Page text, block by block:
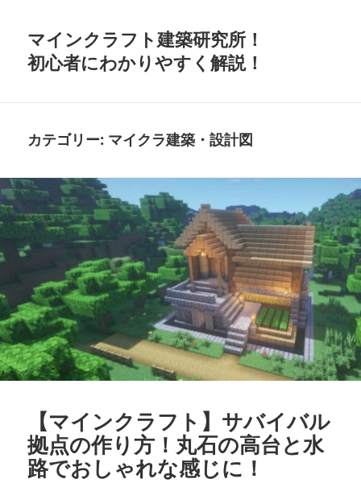
マインクラフト建築研究所！
初心者にわかりやすく解説！
カテゴリー: マイクラ建築・設計図
【マインクラフト】サバイバル
拠点の作り方！丸石の高台と水
路でおしゃれな感じに！